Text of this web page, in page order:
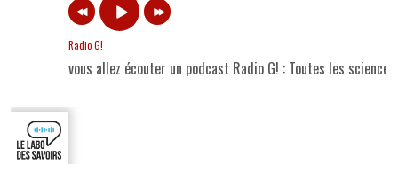
Radio G!
vous allez écouter un podcast Radio G! : Toutes les